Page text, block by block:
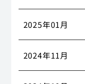
2025年01月
2024年11月